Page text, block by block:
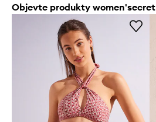
Objevte produkty women'secret